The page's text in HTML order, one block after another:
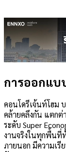
การออกแบ
คอนโดรีเจ้นท์โฮม
คล้ายคลึงกัน แตกต่
ระดับ Super
งานจริงในทุกพื้นที่
ภายนอก มีความเรี